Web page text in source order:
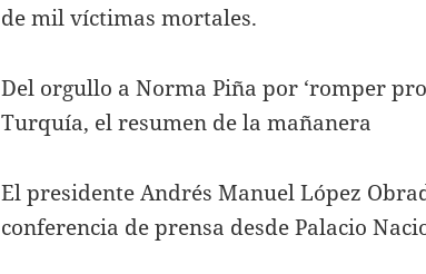
de mil víctimas mortales.
Del orgullo a Norma Piña por ‘romper
Turquía, el resumen de la mañanera
El presidente Andrés Manuel López
conferencia de prensa desde Palacio